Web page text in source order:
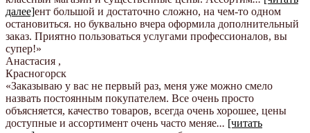
далее]ент большой и достаточно сложно, на чем-то одном
остановиться. но буквально вчера оформила дополнительный
заказ. Приятно пользоваться услугами профессионалов, вы
супер!»
Анастасия ,
Красногорск
«Заказываю у вас не первый раз, меня уже можно смело
назвать постоянным покупателем. Все очень просто
объясняется, качество товаров, всегда очень хорошее, цены
доступные и ассортимент очень часто меняе... [читать